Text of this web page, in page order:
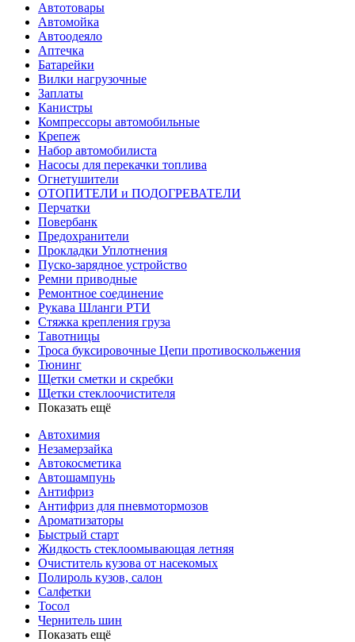
Автотовары
Автомойка
Автоодеяло
Аптечка
Батарейки
Вилки нагрузочные
Заплаты
Канистры
Компрессоры автомобильные
Крепеж
Набор автомобилиста
Насосы для перекачки топлива
Огнетушители
ОТОПИТЕЛИ и ПОДОГРЕВАТЕЛИ
Перчатки
Повербанк
Предохранители
Прокладки Уплотнения
Пуско-зарядное устройство
Ремни приводные
Ремонтное соединение
Рукава Шланги РТИ
Стяжка крепления груза
Тавотницы
Троса буксировочные Цепи противоскольжения
Тюнинг
Щетки сметки и скребки
Щетки стеклоочистителя
Показать ещё
Автохимия
Незамерзайка
Автокосметика
Автошампунь
Антифриз
Антифриз для пневмотормозов
Ароматизаторы
Быстрый старт
Жидкость стеклоомывающая летняя
Очиститель кузова от насекомых
Полироль кузов, салон
Салфетки
Тосол
Чернитель шин
Показать ещё